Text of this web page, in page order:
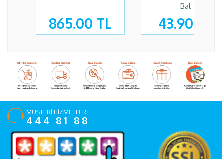
865.00 TL
Bal
43.90 TL
MÜŞTERİ HİZMETLERİ
444 81 88